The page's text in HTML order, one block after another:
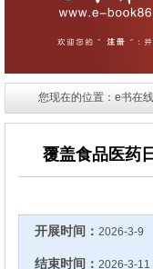
您现在的位置：e书在线 >
覆盖食品医药
开展时间： 2026-3-9
结束时间： 2026-3-11